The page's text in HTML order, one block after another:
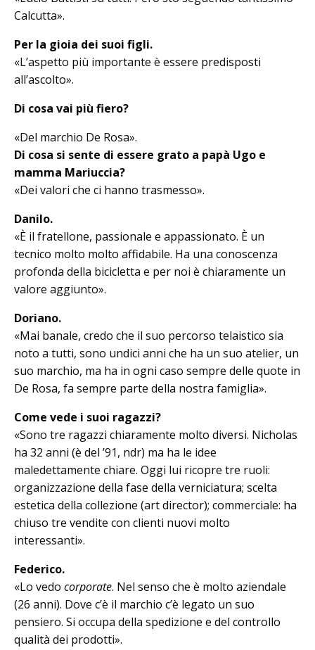
Calcutta».
Per la gioia dei suoi figli.
«L’aspetto più importante è essere predisposti
all’ascolto».
Di cosa vai più fiero?
«Del marchio De Rosa».
Di cosa si sente di essere grato a papà Ugo e
mamma Mariuccia?
«Dei valori che ci hanno trasmesso».
Danilo.
«È il fratellone, passionale e appassionato. È un
tecnico molto molto affidabile. Ha una conoscenza
profonda del­la bicicletta e per noi è chiaramente un
valore aggiunto».
Doriano.
«Mai banale, credo che il suo percorso telaistico sia
noto a tutti, sono undici anni che ha un suo atelier, un
suo marchio, ma ha in ogni caso sempre delle quote in
De Rosa, fa sempre parte del­la nostra famiglia».
Come vede i suoi ragazzi?
«Sono tre ragazzi chiaramente molto diversi. Nicholas
ha 32 anni (è del ’91, ndr) ma ha le idee
maledettamente chiare. Oggi lui ricopre tre ruoli:
organizzazione della fase della verniciatura; scelta
estetica della collezione (art di­rector); commerciale: ha
chiuso tre vendite con clienti nuovi molto
interessanti».
Federico.
«Lo vedo corporate. Nel senso che è molto aziendale
(26 anni). Dove c’è il marchio c’è legato un suo
pensiero. Si occupa della spedizione e del controllo
qualità dei prodotti».